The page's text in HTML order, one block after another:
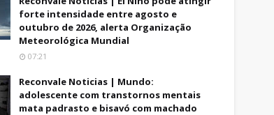
forte intensidade entre agosto e
outubro de 2026, alerta Organização
Meteorológica Mundial
07:21
Reconvale Noticias | Mundo:
adolescente com transtornos mentais
mata padrasto e bisavó com machado